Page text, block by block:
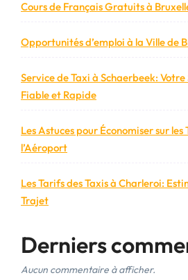
Cours de Français Gratuits à
Opportunités d’emploi à la Ville de
Service de Taxi à Schaerbeek:
Fiable et Rapide
Les Astuces pour Économiser sur
l’Aéroport
Les Tarifs des Taxis à Charleroi:
Trajet
Derniers
Aucun commentaire à afficher.